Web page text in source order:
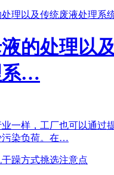
的处理以
系…
一样，工厂也可以通过
污染负荷。在…